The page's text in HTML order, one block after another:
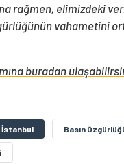
rağmen, elimizdeki
vahametini
buradan
İstanbul Basın